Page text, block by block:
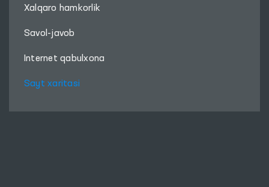
Xalqaro hamkorlik
Savol-javob
Internet qabulxona
Sayt xaritasi